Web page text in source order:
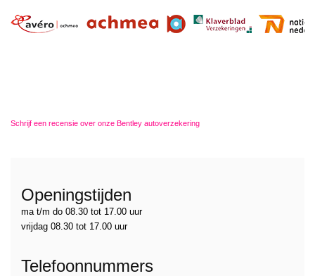
Schrijf een recensie over onze Bentley autoverzekering
Openingstijden
ma t/m do 08.30 tot 17.00 uur
vrijdag 08.30 tot 17.00 uur
Telefoonnummers